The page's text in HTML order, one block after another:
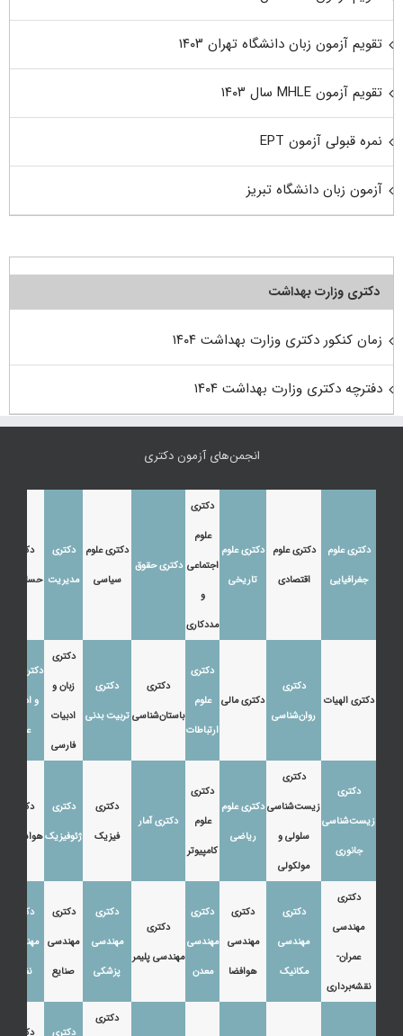
تقویم آزمون زبان دانشگاه تهران ۱۴۰۳
تقویم آزمون MHLE سال ۱۴۰۳
نمره قبولی آزمون EPT
آزمون زبان دانشگاه تبریز
دکتری وزارت بهداشت
زمان کنکور دکتری وزارت بهداشت ۱۴۰۴
دفترچه دکتری وزارت بهداشت ۱۴۰۴
انجمن‌های آزمون دکتری
دکتری علوم
جغرافیایی
دکتری علوم
اقتصادی
دکتری علوم
تاریخی
دکتری
علوم
اجتماعی
و
مددکاری
دکتری حقوق
دکتری علوم
سیاسی
دکتری
مدیریت
دکتری
حسابداری
دکتری الهیات
دکتری
روان‌شناسی
دکتری مالی
دکتری
علوم
ارتباطات
دکتری
باستان‌شناسی
دکتری
تربیت بدنی
دکتری
زبان و
ادبیات
فارسی
دکتری زبان
و ادبیات
عرب
دکتری
زیست‌شناسی
جانوری
دکتری
زیست‌شناسی
سلولی و
مولکولی
دکتری علوم
ریاضی
دکتری
علوم
کامپیوتر
دکتری آمار
دکتری
فیزیک
دکتری
ژئوفیزیک
دکتری
هواشناسی
دکتری
مهندسی
عمران-
نقشه‌برداری
دکتری
مهندسی
مکانیک
دکتری
مهندسی
هوافضا
دکتری
مهندسی
معدن
دکتری
مهندسی پلیمر
دکتری
مهندسی
پزشکی
دکتری
مهندسی
صنایع
دکتری
مهندسی
نفت
دکتری